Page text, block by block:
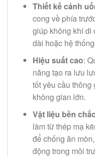
Thiết kế cánh
cong về phía
giúp không khí di
dài hoặc hệ
Hiệu suất cao:
năng tạo ra lưu
tốt yêu cầu
không gian lớn.
Vật liệu bền chắc
làm từ thép mạ
để chống ăn
động trong môi